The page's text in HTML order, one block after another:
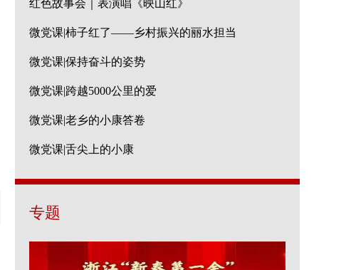
红色故事会｜表演唱《映山红》
微党课|柿子红了——乡村振兴的丽水担当
微党课|保持奋斗的姿势
微党课|跨越5000公里的爱
微党课|老乡的小康答卷
微党课|舌尖上的小康
专题